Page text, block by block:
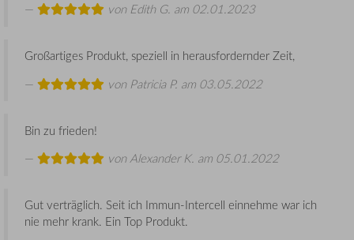
von Edith G. am 02.01.2023
Großartiges Produkt, speziell in herausfordernder Zeit,
von Patricia P. am 03.05.2022
Bin zu frieden!
vonAlexander K. am 05.01.2022
Gut verträglich. Seit ich Immun-Intercell einnehme war ich
nie mehr krank. Ein Top Produkt.